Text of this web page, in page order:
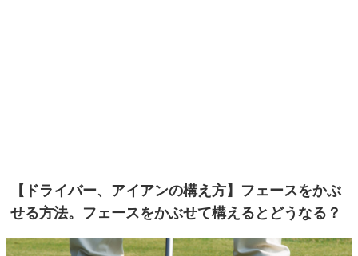
【ドライバー、アイアンの構え方】フェースをかぶ
せる方法。フェースをかぶせて構えるとどうなる？